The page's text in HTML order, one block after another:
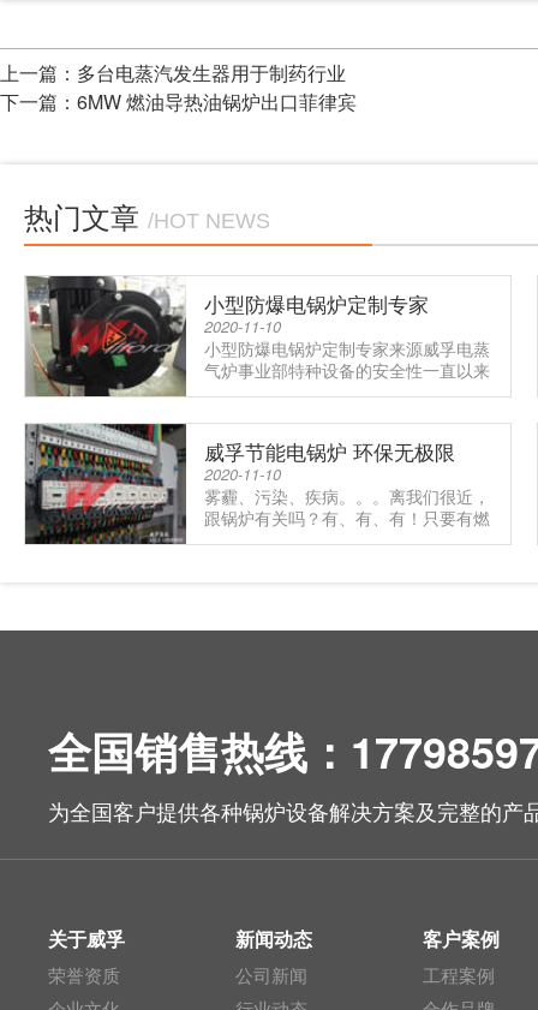
上一篇： 多台电蒸汽发生器用于制药行业
下一篇： 6MW 燃油导热油锅炉出口菲律宾
热门文章 /HOT NEWS
小型防爆电锅炉定制专家
2020-11-10
小型防爆电锅炉定制专家来源威孚电蒸
气炉事业部特种设备的安全性一直以来
备受关注，其中防爆是重中之重.....
威孚节能电锅炉 环保无极限
2020-11-10
雾霾、污染、疾病。。。离我们很近，
跟锅炉有关吗？有、有、有！只要有燃
烧就会产生污染，那么让我们的.....
全国销售热线：
为全国客户提供各种锅炉设备解决方案及完整的产
关于威孚
荣誉资质
新闻动态
公司新闻
客户案例
工程案例